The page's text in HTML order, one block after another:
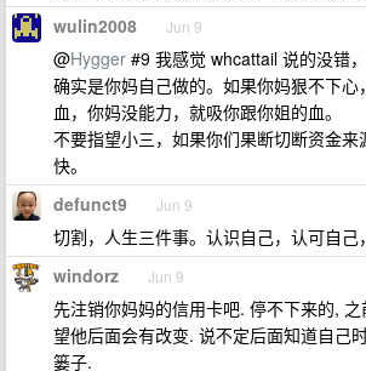
wulin2008 Jun 9
@Hygger #9 我感觉 whcattail 说的没错
确实是你妈自己做的。如果你妈狠不下心
血，你妈没能力，就吸你跟你姐的血。
不要指望小三，如果你们果断切断资金
快。
defunct9 Jun 9
切割，人生三件事。认识自己，认可自己
windorz Jun 9
先注销你妈妈的信用卡吧. 停不下来的,
望他后面会有改变. 说不定后面知道自己
篓子.